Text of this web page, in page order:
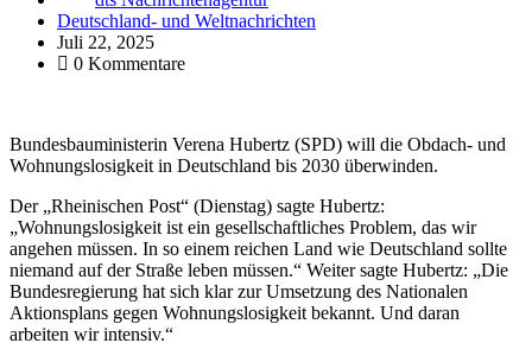
Deutschland- und Weltnachrichten
Juli 22, 2025
0 Kommentare
Bundesbauministerin Verena Hubertz (SPD) will die Obdach- und
Wohnungslosigkeit in Deutschland bis 2030 überwinden.
Der „Rheinischen Post“ (Dienstag) sagte Hubertz:
„Wohnungslosigkeit ist ein gesellschaftliches Problem, das wir
angehen müssen. In so einem reichen Land wie Deutschland sollte
niemand auf der Straße leben müssen.“ Weiter sagte Hubertz: „Die
Bundesregierung hat sich klar zur Umsetzung des Nationalen
Aktionsplans gegen Wohnungslosigkeit bekannt. Und daran
arbeiten wir intensiv.“